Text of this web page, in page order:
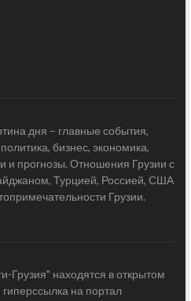
дня – главные события,
бизнес, экономика,
и прогнозы. Отношения Грузии с
Турцией, Россией, США
Грузии.
Грузия" находятся в открытом
на портал